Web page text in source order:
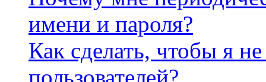
имени и пароля?
Как сделать, чтобы я
пользователей?